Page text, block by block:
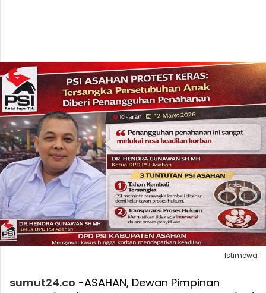
Istimewa
sumut24.co -ASAHAN, Dewan Pimpinan